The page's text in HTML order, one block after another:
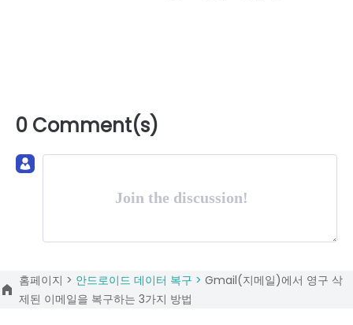
0 Comment(s)
Join the discussion!
홈페이지 > 안드로이드 데이터 복구 > Gmail(지메일)에서 영구 삭
제된 이메일을 복구하는 3가지 방법